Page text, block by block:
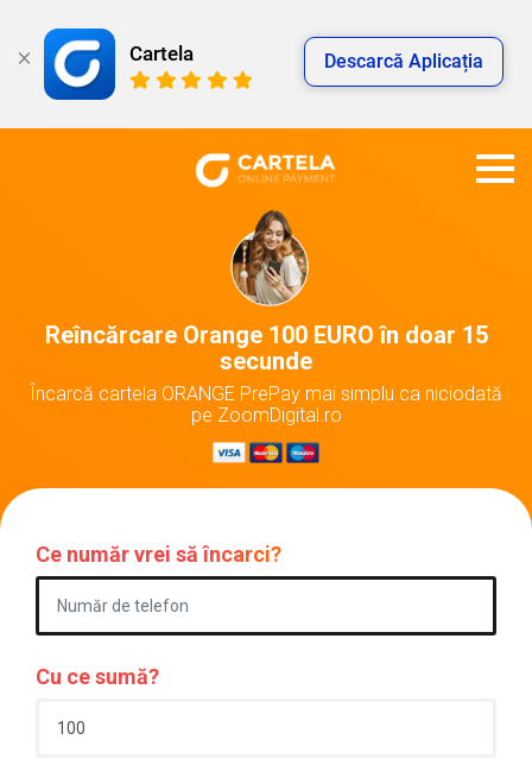
Cartela Descarcă Aplicația
Reîncărcare Orange 100 EURO în doar 15
secunde
Încarcă cartela ORANGE PrePay mai simplu ca niciodată
pe ZoomDigital.ro
Ce număr vrei să încarci?
Cu ce sumă?